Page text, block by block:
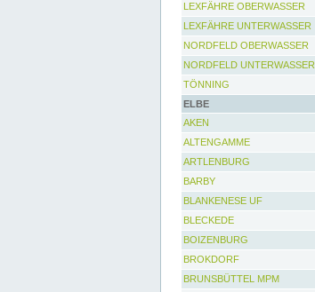
LEXFÄHRE OBERWASSER
LEXFÄHRE UNTERWASSER
NORDFELD OBERWASSER
NORDFELD UNTERWASSER
TÖNNING
ELBE
AKEN
ALTENGAMME
ARTLENBURG
BARBY
BLANKENESE UF
BLECKEDE
BOIZENBURG
BROKDORF
BRUNSBÜTTEL MPM